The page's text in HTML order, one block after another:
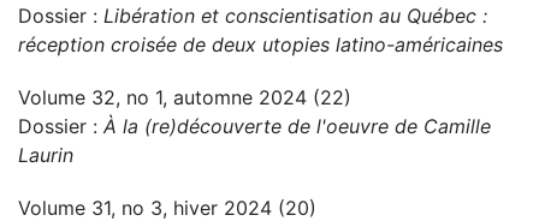
Dossier : Libération et conscientisation au Québec :
réception croisée de deux utopies latino-américaines
Volume 32, no 1, automne 2024 (22)
Dossier : À la (re)découverte de l'oeuvre de Camille
Laurin
Volume 31, no 3, hiver 2024 (20)